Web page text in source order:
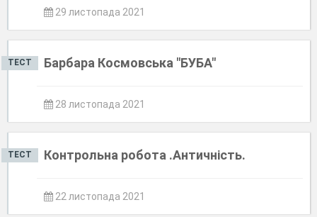
29 листопада 2021
ТЕСТ Барбара Космовська "БУБА"
28 листопада 2021
ТЕСТ Контрольна робота .Античність.
22 листопада 2021